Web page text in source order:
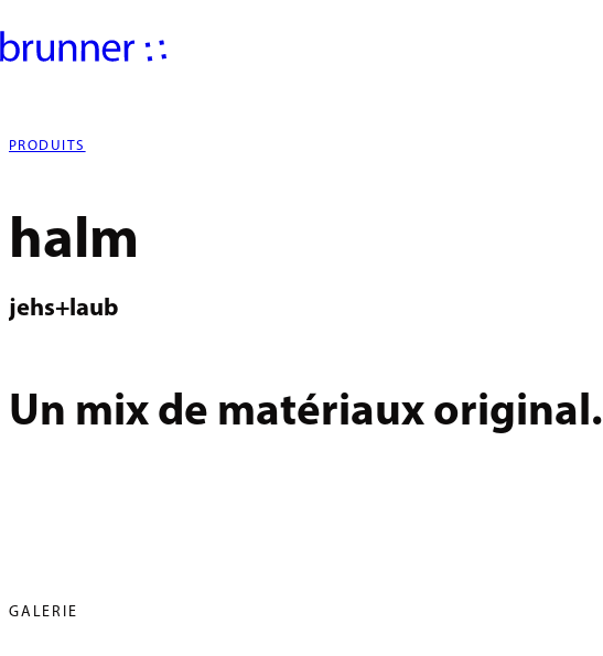
PRODUITS
halm
jehs+laub
Un mix de matériaux original.
GALERIE